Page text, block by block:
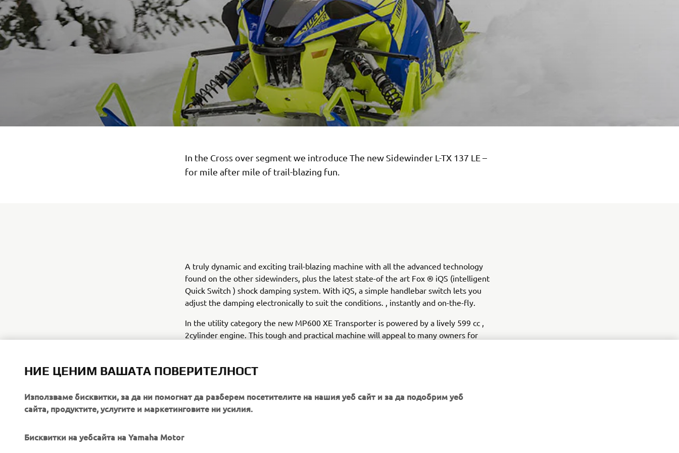
In the Cross over segment we introduce The new Sidewinder L-TX 137 LE –
for mile after mile of trail-blazing fun.
A truly dynamic and exciting trail-blazing machine with all the advanced technology
found on the other sidewinders, plus the latest state-of the art Fox ® iQS (intelligent
Quick Switch ) shock damping system. With iQS, a simple handlebar switch lets you
adjust the damping electronically to suit the conditions. , instantly and on-the-fly.
In the utility category the new MP600 XE Transporter is powered by a lively 599 cc ,
2cylinder engine. This tough and practical machine will appeal to many owners for
tight manoeuvering.
НИЕ ЦЕНИМ ВАШАТА ПОВЕРИТЕЛНОСТ
Използваме бисквитки, за да ни помогнат да разберем посетителите на нашия уеб сайт и за да подобрим уеб
сайта, продуктите, услугите и маркетинговите ни усилия.
Бисквитки на уебсайта на Yamaha Motor